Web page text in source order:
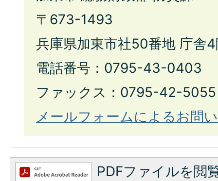
〒673-1493
兵庫県加東市社50番地 庁舎
電話番号：0795-43-0403
ファックス：0795-42-5055
メールフォームによるお問
PDFファイルを閲